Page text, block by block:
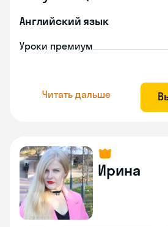
Английский язык
Уроки премиум
Читать дальше
Ирина